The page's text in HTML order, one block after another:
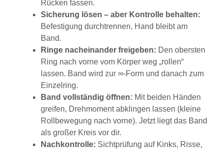
Rücken fassen.
Sicherung lösen – aber Kontrolle behalten:
Befestigung durchtrennen, Hand bleibt am
Band.
Ringe nacheinander freigeben: Den obersten
Ring nach vorne vom Körper weg „rollen“
lassen. Band wird zur ∞-Form und danach zum
Einzelring.
Band vollständig öffnen: Mit beiden Händen
greifen, Drehmoment abklingen lassen (kleine
Rollbewegung nach vorne). Jetzt liegt das Band
als großer Kreis vor dir.
Nachkontrolle: Sichtprüfung auf Kinks, Risse,